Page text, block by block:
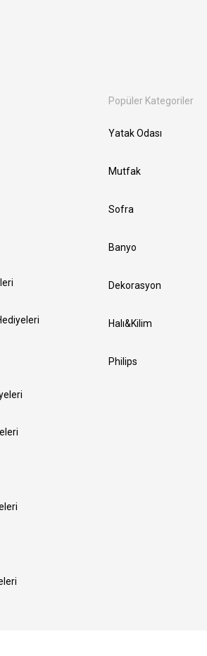
Popüler Kategoriler
Yatak Odası
Mutfak
Sofra
Banyo
Dekorasyon
Halı&Kilim
Philips